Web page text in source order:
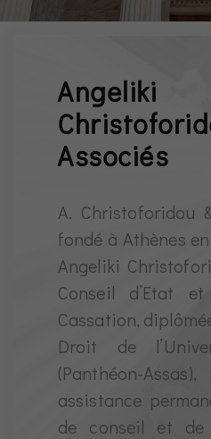
Angeliki
Associés
A. Christoforidou
fondé à Athènes
Angeliki
Conseil d’Etat
Cassation,
Droit de
(Panthéon-
assistance
de conseil et de